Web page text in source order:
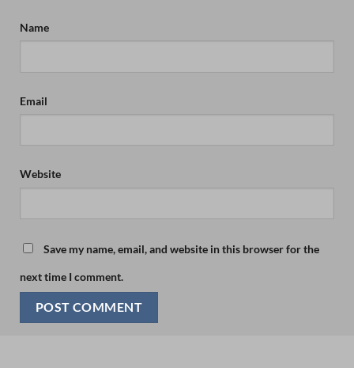
Name
Email
Website
Save my name, email, and website in this browser for the
next time I comment.